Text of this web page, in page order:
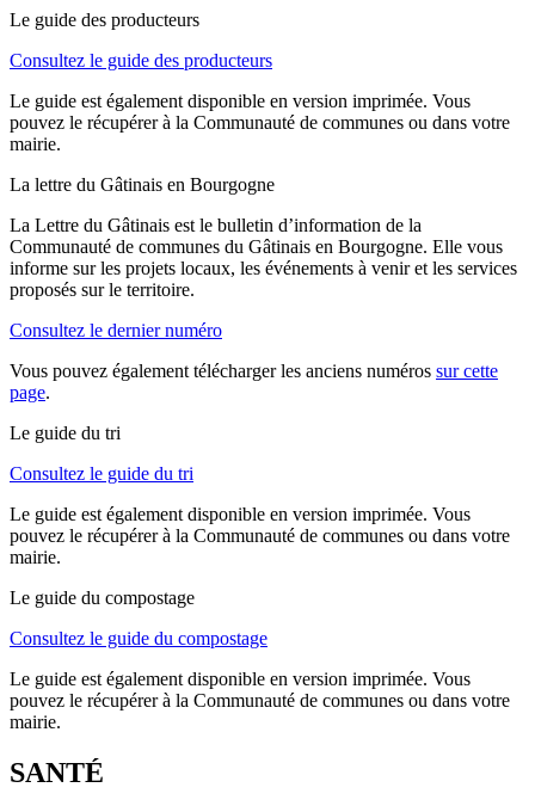
Le guide des producteurs
Consultez le guide des producteurs
Le guide est également disponible en version imprimée. Vous
pouvez le récupérer à la Communauté de communes ou dans votre
mairie.
La lettre du Gâtinais en Bourgogne
La Lettre du Gâtinais est le bulletin d’information de la
Communauté de communes du Gâtinais en Bourgogne. Elle vous
informe sur les projets locaux, les événements à venir et les services
proposés sur le territoire.
Consultez le dernier numéro
Vous pouvez également télécharger les anciens numéros sur cette
page.
Le guide du tri
Consultez le guide du tri
Le guide est également disponible en version imprimée. Vous
pouvez le récupérer à la Communauté de communes ou dans votre
mairie.
Le guide du compostage
Consultez le guide du compostage
Le guide est également disponible en version imprimée. Vous
pouvez le récupérer à la Communauté de communes ou dans votre
mairie.
SANTÉ